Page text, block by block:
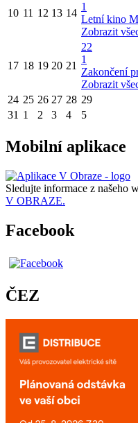
10 11 12 13 14
1
Letní kino
Zobrazit
17 18 19 20 21
22
1
Zakončení
Zobrazit
24 25 26 27 28 29
31 1 2 3 4 5
Mobilní aplikace
Sledujte informace z našeho
V OBRAZE.
Facebook
ČEZ